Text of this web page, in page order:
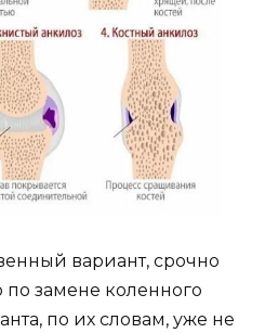
вариант, срочно
замене коленного
по их словам, уже не